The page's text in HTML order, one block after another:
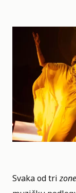
Svaka od trizone